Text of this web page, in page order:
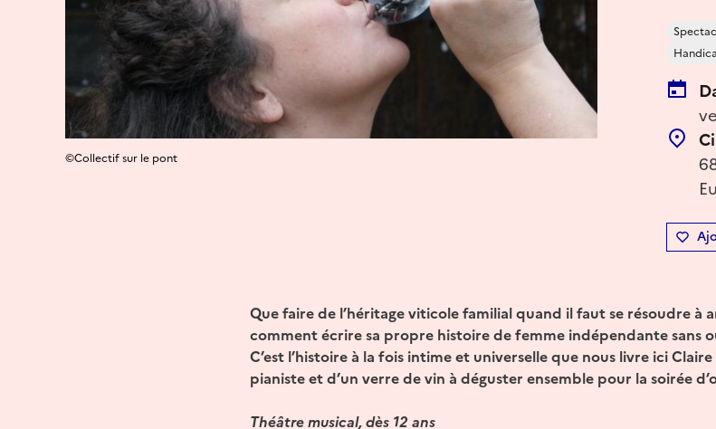
©Collectif sur le pont
Que faire de l’héritage viticole familial quand il faut se résoudre à
comment écrire sa propre histoire de femme indépendante sans
C’est l’histoire à la fois intime et universelle que nous livre ici
pianiste et d’un verre de vin à déguster ensemble pour la soirée
Théâtre musical, dès 12 ans